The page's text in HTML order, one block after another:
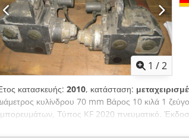
1 /2
κατασκευής: 2010, κατάσταση:
κυλίνδρου 70 mm Βάρος 10 κιλά 1
Τύπος KF 2020 πνευματικό.